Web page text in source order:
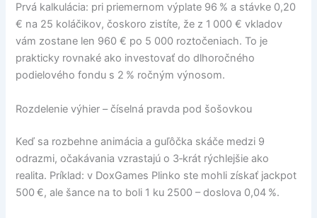
Prvá kalkulácia: pri priemernom výplate 96 % a stávke 0,20
€ na 25 koláčikov, čoskoro zistíte, že z 1 000 € vkladov
vám zostane len 960 € po 5 000 roztočeniach. To je
prakticky rovnaké ako investovať do dlhoročného
podielového fondu s 2 % ročným výnosom.
Rozdelenie výhier – číselná pravda pod šošovkou
Keď sa rozbehne animácia a guľôčka skáče medzi 9
odrazmi, očakávania vzrastajú o 3‑krát rýchlejšie ako
realita. Príklad: v DoxGames Plinko ste mohli získať jackpot
500 €, ale šance na to boli 1 ku 2500 – doslova 0,04 %.